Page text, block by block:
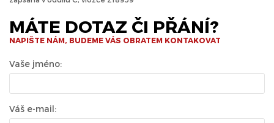
MÁTE DOTAZ ČI PŘÁNÍ?
NAPIŠTE NÁM, BUDEME VÁS OBRATEM KONTAKOVAT
Vaše jméno:
Váš e-mail: